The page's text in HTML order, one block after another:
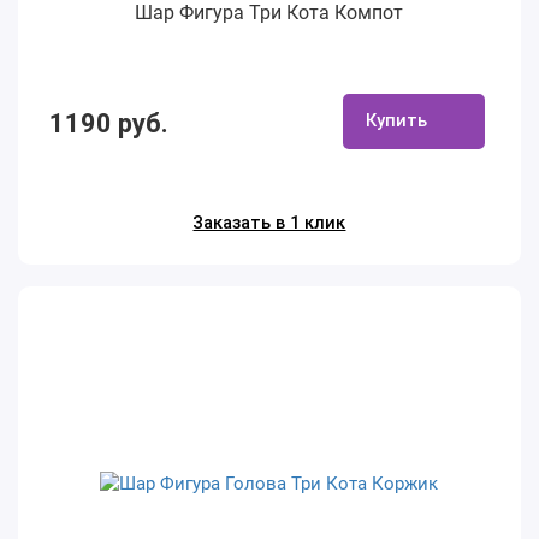
Шар Фигура Три Кота Компот
1190 руб. Купить
Заказать в 1 клик